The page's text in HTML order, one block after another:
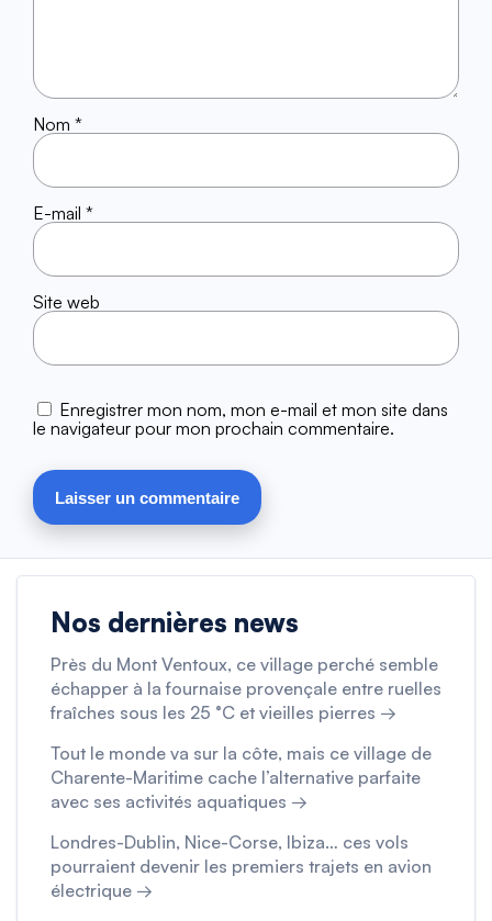
Nom *
E-mail *
Site web
Enregistrer mon nom, mon e-mail et mon site dans
le navigateur pour mon prochain commentaire.
Nos dernières news
Près du Mont Ventoux, ce village perché semble
échapper à la fournaise provençale entre ruelles
fraîches sous les 25 °C et vieilles pierres →
Tout le monde va sur la côte, mais ce village de
Charente-Maritime cache l’alternative parfaite
avec ses activités aquatiques →
Londres-Dublin, Nice-Corse, Ibiza… ces vols
pourraient devenir les premiers trajets en avion
électrique →